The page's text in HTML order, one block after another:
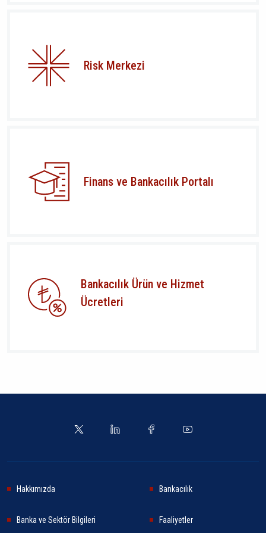
Risk Merkezi
Finans ve Bankacılık Portalı
Bankacılık Ürün ve Hizmet
Ücretleri
Hakkımızda Bankacılık
Banka ve Sektör Bilgileri Faaliyetler